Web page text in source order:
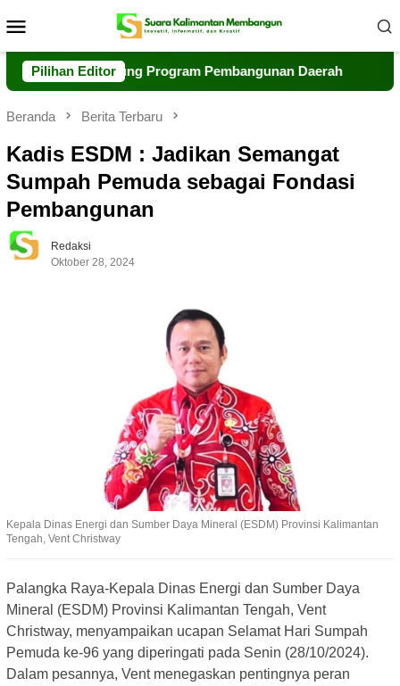
ke
Mobile
Pilihan Editor
Dukung Program Pembangunan Daerah Polri dan
Beranda Berita Terbaru
Kadis ESDM : Jadikan Semangat
Sumpah Pemuda sebagai Fondasi
Pembangunan
Redaksi
Oktober 28, 2024
Kepala Dinas Energi dan Sumber Daya Mineral (ESDM) Provinsi Kalimantan
Tengah, Vent Christway
Palangka Raya-Kepala Dinas Energi dan Sumber Daya
Mineral (ESDM) Provinsi Kalimantan Tengah, Vent
Christway, menyampaikan ucapan Selamat Hari Sumpah
Pemuda ke-96 yang diperingati pada Senin (28/10/2024).
Dalam pesannya, Vent menegaskan pentingnya peran